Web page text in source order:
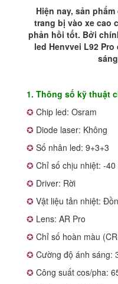
Hiện nay, sản
trang bị vào xe cao
phản hồi tốt. Bởi
led Henvvei L92
1. Thông số kỹ thuật
✪ Chip led: Osram
✪ Diode laser: Không
✪ Số nhân led: 9+3+3
✪ Chỉ số chịu nhiệt: -
✪ Driver: Rời
✪ Vật liệu tản nhiệt:
✪ Lens: AR Pro
✪ Chỉ số hoàn màu
✪ Cường độ ánh sáng:
✪ Công suất cos/pha: